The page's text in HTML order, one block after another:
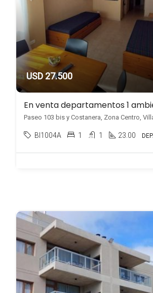
USD 27.500
Paseo 103 bis y Costanera, Zona Centro,
BI1004A 1 1 23.00